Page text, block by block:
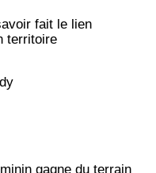
fait le lien
territoire
gagne du terrain